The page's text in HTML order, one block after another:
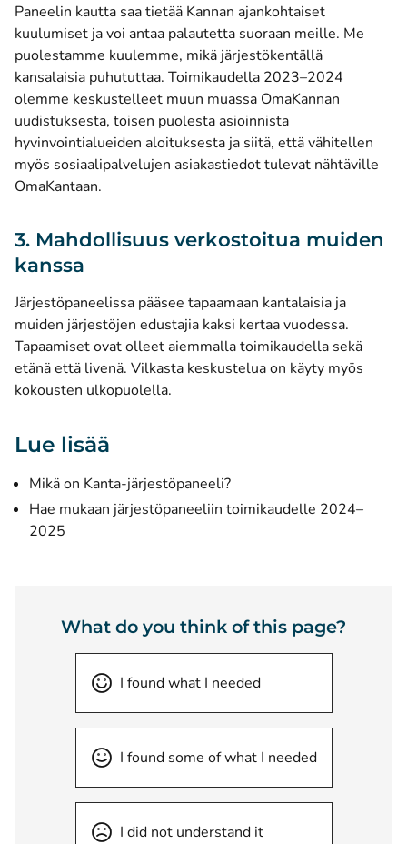
Paneelin kautta saa tietää Kannan ajankohtaiset
kuulumiset ja voi antaa palautetta suoraan meille. Me
puolestamme kuulemme, mikä järjestökentällä
kansalaisia puhututtaa. Toimikaudella 2023–2024
olemme keskustelleet muun muassa OmaKannan
uudistuksesta, toisen puolesta asioinnista
hyvinvointialueiden aloituksesta ja siitä, että vähitellen
myös sosiaalipalvelujen asiakastiedot tulevat nähtäville
OmaKantaan.
3. Mahdollisuus verkostoitua muiden
kanssa
Järjestöpaneelissa pääsee tapaamaan kantalaisia ja
muiden järjestöjen edustajia kaksi kertaa vuodessa.
Tapaamiset ovat olleet aiemmalla toimikaudella sekä
etänä että livenä. Vilkasta keskustelua on käyty myös
kokousten ulkopuolella.
Lue lisää
Mikä on Kanta-järjestöpaneeli?(opens new window)
Hae mukaan järjestöpaneeliin toimikaudelle 2024–
2025
What do you think of this page?
I found what I needed
I found some of what I needed
I did not understand it